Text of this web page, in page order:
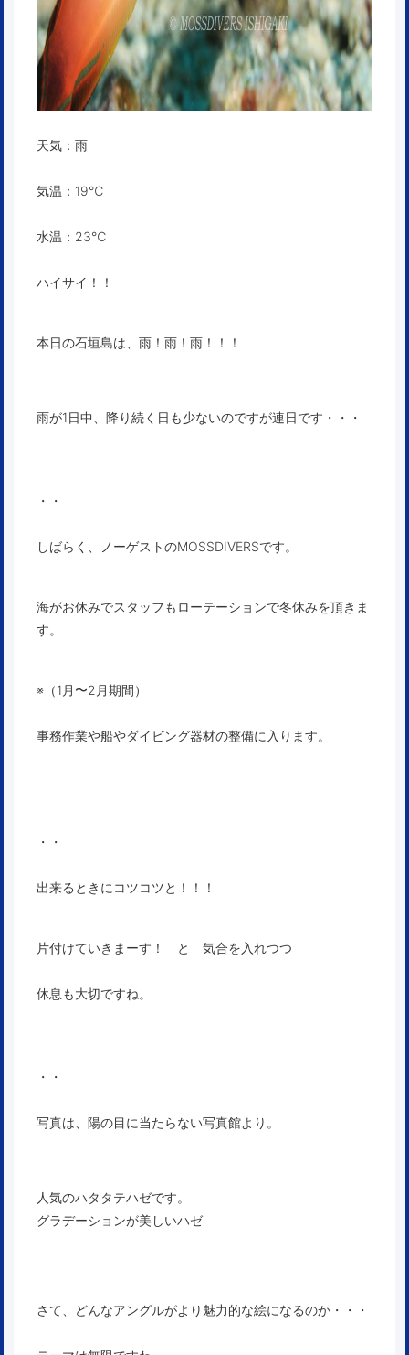
天気：雨
気温：19℃
水温：23℃
ハイサイ！！
本日の石垣島は、雨！雨！雨！！！
雨が1日中、降り続く日も少ないのですが連日です・・・
・・
しばらく、ノーゲストのMOSSDIVERSです。
海がお休みでスタッフもローテーションで冬休みを頂きま
す。
※（1月〜2月期間）
事務作業や船やダイビング器材の整備に入ります。
・・
出来るときにコツコツと！！！
片付けていきまーす！ と 気合を入れつつ
休息も大切ですね。
・・
写真は、陽の目に当たらない写真館より。
人気のハタタテハゼです。
グラデーションが美しいハゼ
さて、どんなアングルがより魅力的な絵になるのか・・・